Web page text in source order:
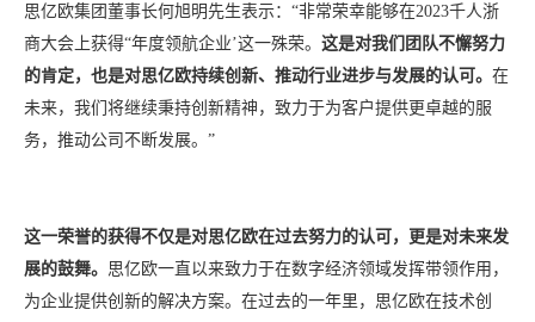
思亿欧集团董事长何旭明先生表示：“非常荣幸能够在2023千人浙
商大会上获得“年度领航企业’这一殊荣。 这是对我们团队不懈努力
的肯定，也是对思亿欧持续创新、推动行业进步与发展的认可。 在
未来，我们将继续秉持创新精神，致力于为客户提供更卓越的服
务，推动公司不断发展。”
这一荣誉的获得不仅是对思亿欧在过去努力的认可，更是对未来发
展的鼓舞。 思亿欧一直以来致力于在数字经济领域发挥带领作用，
为企业提供创新的解决方案。在过去的一年里，思亿欧在技术创